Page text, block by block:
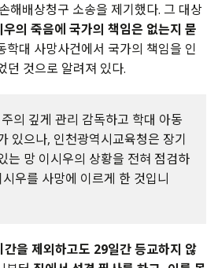
해배상청구 소송을 제기했다. 그 대상
우의 죽음에 국가의 책임은 없는지 묻
학대 사망사건에서 국가의 책임을 인
던 것으로 알려져 있다.
의 깊게 관리 감독하고 학대 아동
있으나, 인천광역시교육청은 장기
는 망 이시우의 상황을 전혀 점검하
우를 사망에 이르게 한 것입니
을 제외하고도 29일간 등교하지 않